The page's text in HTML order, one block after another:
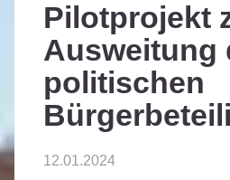
Pilotprojekt
Ausweitung
politischen
12.01.2024